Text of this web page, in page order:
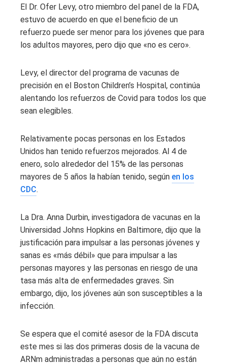
El Dr. Ofer Levy, otro miembro del panel de la FDA,
estuvo de acuerdo en que el beneficio de un
refuerzo puede ser menor para los jóvenes que para
los adultos mayores, pero dijo que «no es cero».
Levy, el director del programa de vacunas de
precisión en el Boston Children’s Hospital, continúa
alentando los refuerzos de Covid para todos los que
sean elegibles.
Relativamente pocas personas en los Estados
Unidos han tenido refuerzos mejorados. Al 4 de
enero, solo alrededor del 15% de las personas
mayores de 5 años la habían tenido, según en los
CDC.
La Dra. Anna Durbin, investigadora de vacunas en la
Universidad Johns Hopkins en Baltimore, dijo que la
justificación para impulsar a las personas jóvenes y
sanas es «más débil» que para impulsar a las
personas mayores y las personas en riesgo de una
tasa más alta de enfermedades graves. Sin
embargo, dijo, los jóvenes aún son susceptibles a la
infección.
Se espera que el comité asesor de la FDA discuta
este mes si las dos primeras dosis de la vacuna de
ARNm administradas a personas que aún no están